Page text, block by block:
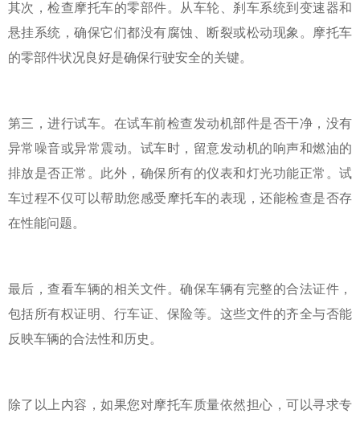
其次，检查摩托车的零部件。从车轮、刹车系统到变速器和
悬挂系统，确保它们都没有腐蚀、断裂或松动现象。摩托车
的零部件状况良好是确保行驶安全的关键。
第三，进行试车。在试车前检查发动机部件是否干净，没有
异常噪音或异常震动。试车时，留意发动机的响声和燃油的
排放是否正常。此外，确保所有的仪表和灯光功能正常。试
车过程不仅可以帮助您感受摩托车的表现，还能检查是否存
在性能问题。
最后，查看车辆的相关文件。确保车辆有完整的合法证件，
包括所有权证明、行车证、保险等。这些文件的齐全与否能
反映车辆的合法性和历史。
除了以上内容，如果您对摩托车质量依然担心，可以寻求专